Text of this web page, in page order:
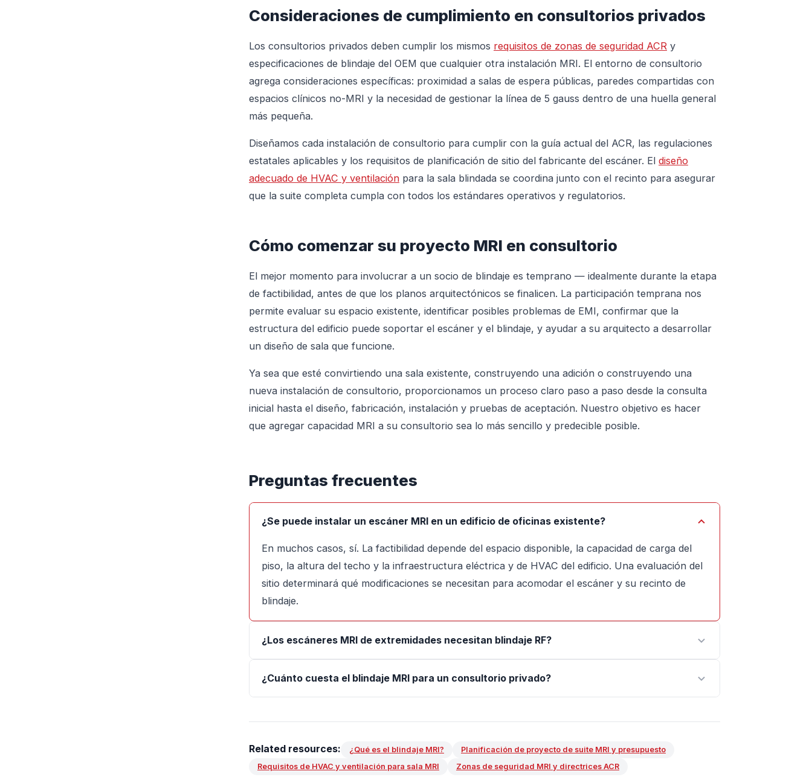
Consideraciones de cumplimiento en consultorios privados
Los consultorios privados deben cumplir los mismos requisitos de zonas de seguridad ACR y
especificaciones de blindaje del OEM que cualquier otra instalación MRI. El entorno de consultorio
agrega consideraciones específicas: proximidad a salas de espera públicas, paredes compartidas con
espacios clínicos no-MRI y la necesidad de gestionar la línea de 5 gauss dentro de una huella general
más pequeña.
Diseñamos cada instalación de consultorio para cumplir con la guía actual del ACR, las regulaciones
estatales aplicables y los requisitos de planificación de sitio del fabricante del escáner. El diseño
adecuado de HVAC y ventilación para la sala blindada se coordina junto con el recinto para asegurar
que la suite completa cumpla con todos los estándares operativos y regulatorios.
Cómo comenzar su proyecto MRI en consultorio
El mejor momento para involucrar a un socio de blindaje es temprano — idealmente durante la etapa
de factibilidad, antes de que los planos arquitectónicos se finalicen. La participación temprana nos
permite evaluar su espacio existente, identificar posibles problemas de EMI, confirmar que la
estructura del edificio puede soportar el escáner y el blindaje, y ayudar a su arquitecto a desarrollar
un diseño de sala que funcione.
Ya sea que esté convirtiendo una sala existente, construyendo una adición o construyendo una
nueva instalación de consultorio, proporcionamos un proceso claro paso a paso desde la consulta
inicial hasta el diseño, fabricación, instalación y pruebas de aceptación. Nuestro objetivo es hacer
que agregar capacidad MRI a su consultorio sea lo más sencillo y predecible posible.
Preguntas frecuentes
¿Se puede instalar un escáner MRI en un edificio de oficinas existente?
En muchos casos, sí. La factibilidad depende del espacio disponible, la capacidad de carga del
piso, la altura del techo y la infraestructura eléctrica y de HVAC del edificio. Una evaluación del
sitio determinará qué modificaciones se necesitan para acomodar el escáner y su recinto de
blindaje.
¿Los escáneres MRI de extremidades necesitan blindaje RF?
¿Cuánto cuesta el blindaje MRI para un consultorio privado?
Related resources: ¿Qué es el blindaje MRI?
Planificación de proyecto de suite MRI y presupuesto
Requisitos de HVAC y ventilación para sala MRI
Zonas de seguridad MRI y directrices ACR